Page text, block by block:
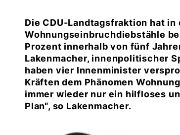
Die CDU-Landtagsfraktion hat
Wohnungseinbruchdiebstähle
Prozent innerhalb von fünf
Lakenmacher, innenpolitischer
haben vier Innenminister
Kräften dem Phänomen
immer wieder nur ein hilfloses
Plan“, so Lakenmacher.